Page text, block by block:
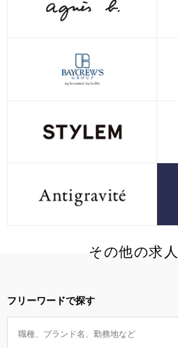
その他の求
フリーワードで探す